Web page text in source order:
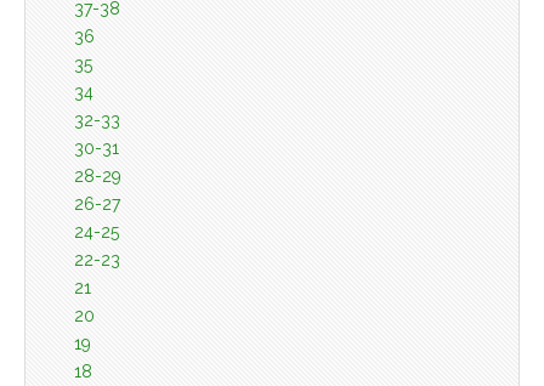
37-38
36
35
34
32-33
30-31
28-29
26-27
24-25
22-23
21
20
19
18